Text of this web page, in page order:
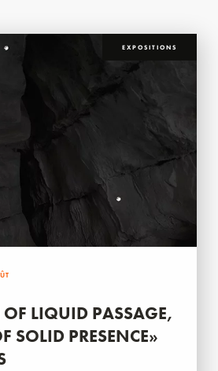
EXPOSITIONS
OF LIQUID PASSAGE,
SOLID PRESENCE»